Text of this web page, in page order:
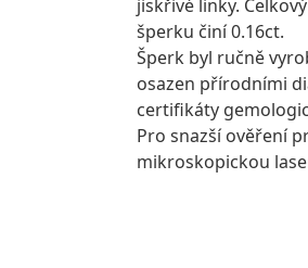
jiskřivé linky.
šperku činí 0.16ct.
Šperk byl ručně
osazen přírodními
certifikáty
Pro snazší ověření
mikroskopickou